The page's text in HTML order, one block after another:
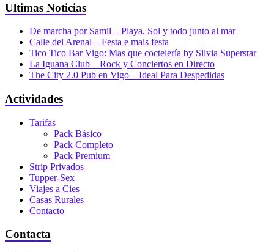
Ultimas Noticias
De marcha por Samil – Playa, Sol y todo junto al mar
Calle del Arenal – Festa e mais festa
Tico Tico Bar Vigo: Mas que coctelería by Silvia Superstar
La Iguana Club – Rock y Conciertos en Directo
The City 2.0 Pub en Vigo – Ideal Para Despedidas
Actividades
Tarifas
Pack Básico
Pack Completo
Pack Premium
Strip Privados
Tupper-Sex
Viajes a Cies
Casas Rurales
Contacto
Contacta